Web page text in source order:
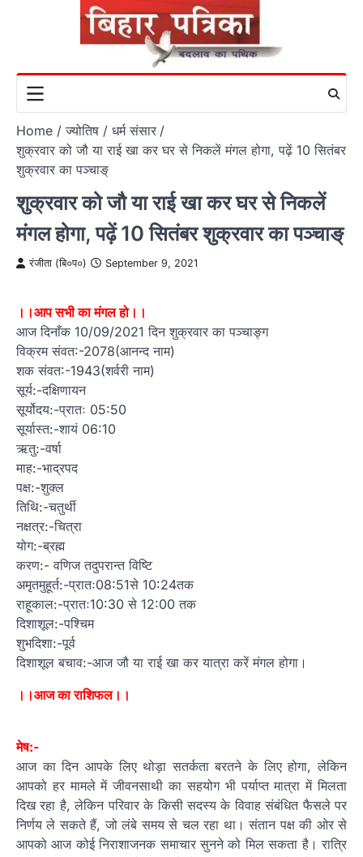
Home
ज्योतिष / धर्म संसार
शुक्रवार को जौ या राई खा कर घर से निकलें मंगल होगा, पढ़ें 10 सितंबर
शुक्रवार का पञ्चाङ्
शुक्रवार को जौ या राई खा कर घर से निकलें
मंगल होगा, पढ़ें 10 सितंबर शुक्रवार का पञ्चाङ्
रंजीता (बि०प०) September 9, 2021
।।आप सभी का मंगल हो।।
आज दिनाँक 10/09/2021 दिन शुक्रवार का पञ्चाङ्ग
विक्रम संवत:-2078(आनन्द नाम)
शक संवत:-1943(शर्वरी नाम)
सूर्य:-दक्षिणायन
सूर्योदय:-प्रातः 05:50
सूर्यास्त:-शायं 06:10
ऋतु:-वर्षा
माह:-भाद्रपद
पक्ष:-शुक्ल
तिथि:-चतुर्थी
नक्षत्र:-चित्रा
योग:-ब्रह्म
करण:- वणिज तदुपरान्त विष्टि
अमृतमुहूर्त:-प्रातः08:51से 10:24तक
राहूकाल:-प्रातः10:30 से 12:00 तक
दिशाशूल:-पश्चिम
शुभदिशा:-पूर्व
दिशाशूल बचाव:-आज जौ या राई खा कर यात्रा करें मंगल होगा।
।।आज का राशिफल।।
मेष:-
आज का दिन आपके लिए थोड़ा सतर्कता बरतने के लिए होगा, लेकिन
आपको हर मामले में जीवनसाथी का सहयोग भी पर्याप्त मात्रा में मिलता
दिख रहा है, लेकिन परिवार के किसी सदस्य के विवाह संबंधित फैसले पर
निर्णय ले सकते हैं, जो लंबे समय से चल रहा था। संतान पक्ष की ओर से
आपको आज कोई निराशाजनक समाचार सुनने को मिल सकता है। रात्रि